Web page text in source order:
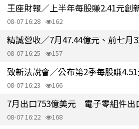
08-07 16:28 162
08-07 16:25 157
致新法說會／公布第2季每股賺
08-07 16:23 166
7月出口753億美元 電子零組件出
08-07 16:22 168